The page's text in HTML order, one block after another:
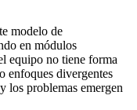
modelo de
en módulos
equipo no tiene forma
enfoques divergentes
los problemas emergen